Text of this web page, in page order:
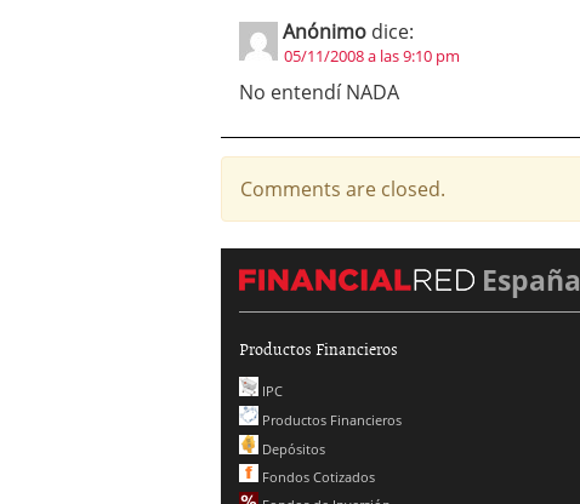
Anónimo dice:
05/11/2008 a las 9:10 pm
No entendí NADA
Comments are closed.
España
Productos Financieros
IPC
Productos Financieros
Depósitos
Fondos Cotizados